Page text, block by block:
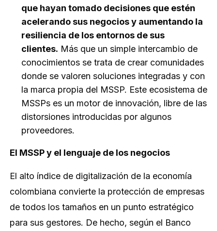
que hayan tomado decisiones que estén
acelerando sus negocios y aumentando la
resiliencia de los entornos de sus
clientes. Más que un simple intercambio de
conocimientos se trata de crear comunidades
donde se valoren soluciones integradas y con
la marca propia del MSSP. Este ecosistema de
MSSPs es un motor de innovación, libre de las
distorsiones introducidas por algunos
proveedores.
El MSSP y el lenguaje de los negocios
El alto índice de digitalización de la economía
colombiana convierte la protección de empresas
de todos los tamaños en un punto estratégico
para sus gestores. De hecho, según el Banco